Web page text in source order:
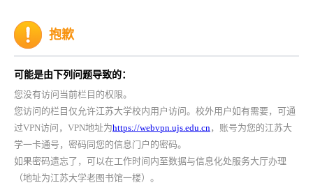
抱歉
可能是由下列问题导致的：
您没有访问当前栏目的权限。
您访问的栏目仅允许江苏大学校内用户访问。校外用户如有需要，可通
过VPN访问，VPN地址为https://webvpn.ujs.edu.cn，账号为您的江苏大
学一卡通号，密码同您的信息门户的密码。
如果密码遗忘了，可以在工作时间内至数据与信息化处服务大厅办理
（地址为江苏大学老图书馆一楼）。